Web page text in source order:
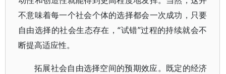
不意味着每一个社会个体的选择都会一次成功，只要
自由选择的社会生态存在，“试错”过程的持续就会不
断提高适应性。
拓展社会自由选择空间的预期效应。既定的经济